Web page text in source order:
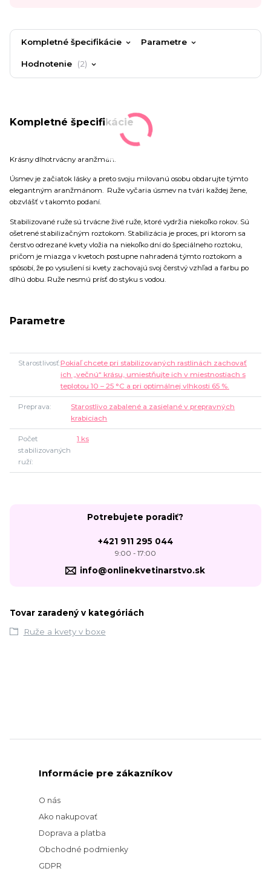
Kompletné špecifikácie Parametre
Hodnotenie 2
Kompletné špecifikácie
Krásny dlhotrvácny aranžmán.
Úsmev je začiatok lásky a preto svoju milovanú osobu obdarujte týmto
elegantným aranžmánom. Ruže vyčaria úsmev na tvári každej žene,
obzvlášť v takomto podaní.
Stabilizované ruže sú trvácne živé ruže, ktoré vydržia niekoľko rokov. Sú
ošetrené stabilizačným roztokom. Stabilizácia je proces, pri ktorom sa
čerstvo odrezané kvety vložia na niekoľko dní do špeciálneho roztoku,
pričom je miazga v kvetoch postupne nahradená týmto roztokom a
spôsobí, že po vysušení si kvety zachovajú svoj čerstvý vzhľad a farbu po
dlhú dobu. Ruže nesmú prísť do styku s vodou.
Parametre
StarostlivosťPokiaľ chcete pri stabilizovaných rastlinách zachovať
ich „večnú“ krásu, umiestňujte ich v miestnostiach s
teplotou 10 – 25 °C a pri optimálnej vlhkosti 65 %.
Preprava
Starostlivo zabalené a zasielané v prepravných
krabiciach
Počet
stabilizovaných
ruží
1 ks
Potrebujete poradiť?
+421 911 295 044
9:00 - 17:00
info@onlinekvetinarstvo.sk
Tovar zaradený v kategóriách
Ruže a kvety v boxe
Informácie pre zákazníkov
O nás
Ako nakupovať
Doprava a platba
Obchodné podmienky
GDPR